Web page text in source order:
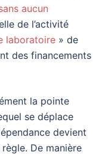
aucun
de l’activité
laboratoire » de
des financements
la pointe
se déplace
devient
De manière